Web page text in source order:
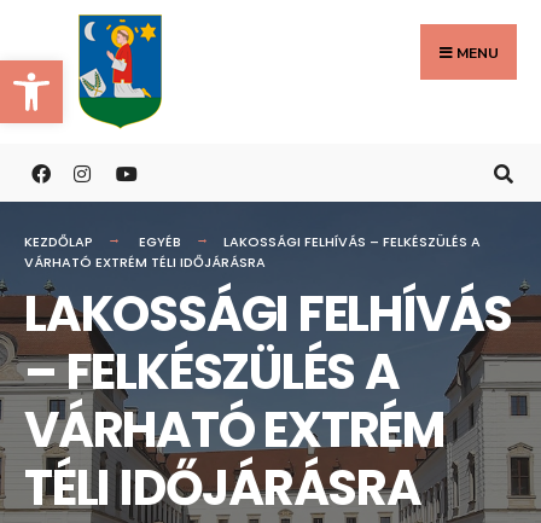
Eszköztár megnyitása
to
content
MENU
KEZDŐLAP EGYÉB
LAKOSSÁGI FELHÍVÁS – FELKÉSZÜLÉS A
VÁRHATÓ EXTRÉM TÉLI IDŐJÁRÁSRA
LAKOSSÁGI FELHÍVÁS
– FELKÉSZÜLÉS A
VÁRHATÓ EXTRÉM
TÉLI IDŐJÁRÁSRA
Search